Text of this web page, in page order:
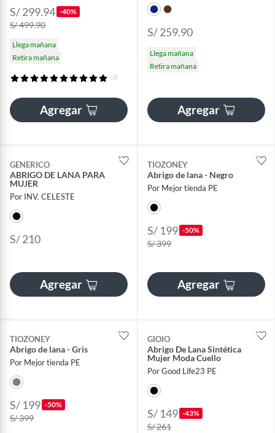
S/ 299.94 -40%
S/ 499.90
Llega mañana
Retira mañana
(3)
Agregar
S/ 259.90
Llega mañana
Retira mañana
Agregar
GENERICO
ABRIGO DE LANA PARA
MUJER
Por INV. CELESTE
S/ 210
Agregar
TIOZONEY
Abrigo de lana - Negro
Por Mejor tienda PE
S/ 199 -50%
S/ 399
Agregar
TIOZONEY
Abrigo de lana - Gris
Por Mejor tienda PE
S/ 199 -50%
S/ 399
GIOIO
Abrigo De Lana Sintética
Mujer Moda Cuello
Por Good Life23 PE
S/ 149 -43%
S/ 261